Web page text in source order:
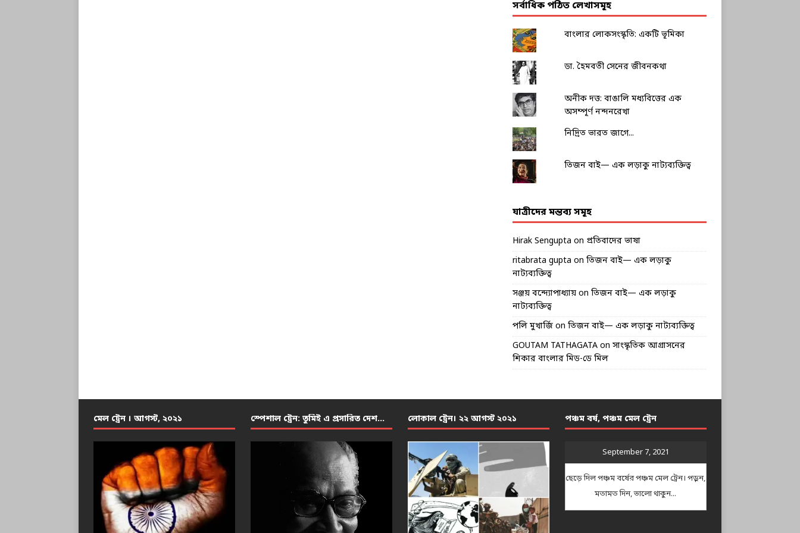
সর্বাধিক পঠিত লেখাসমূহ
বাংলার লোকসংস্কৃতি: একটি ভূমিকা
ডা. হৈমবতী সেনের জীবনকথা
অনীক দত্ত: বাঙালি মধ্যবিত্তের এক
অসম্পূর্ণ নন্দনরেখা
নিদ্রিত ভারত জাগে...
তিজন বাই— এক লড়াকু নাট্যব্যক্তিত্ব
যাত্রীদের মন্তব্য সমূহ
Hirak Sengupta on প্রতিবাদের ভাষা
ritabrata gupta on তিজন বাই— এক লড়াকু
নাট্যব্যক্তিত্ব
সঞ্জয় বন্দ্যোপাধ্যায়on তিজন বাই— এক লড়াকু
নাট্যব্যক্তিত্ব
পলি মুখার্জিon তিজন বাই— এক লড়াকু নাট্যব্যক্তিত্ব
GOUTAM TATHAGATAon সাংস্কৃতিক আগ্রাসনের
শিকার বাংলার মিড-ডে মিল
মেল ট্রেন । আগস্ট, ২০২১ স্পেশাল ট্রেন: তুমিই এ প্রসারিত দেশ… লোকাল ট্রেন। ২২ আগস্ট ২০২১ পঞ্চম বর্ষ, পঞ্চম মেল ট্রেন
September 7, 2021
ছেড়ে দিল পঞ্চম বর্ষের পঞ্চম মেল ট্রেন। পড়ুন,
মতামত দিন, ভালো থাকুন...